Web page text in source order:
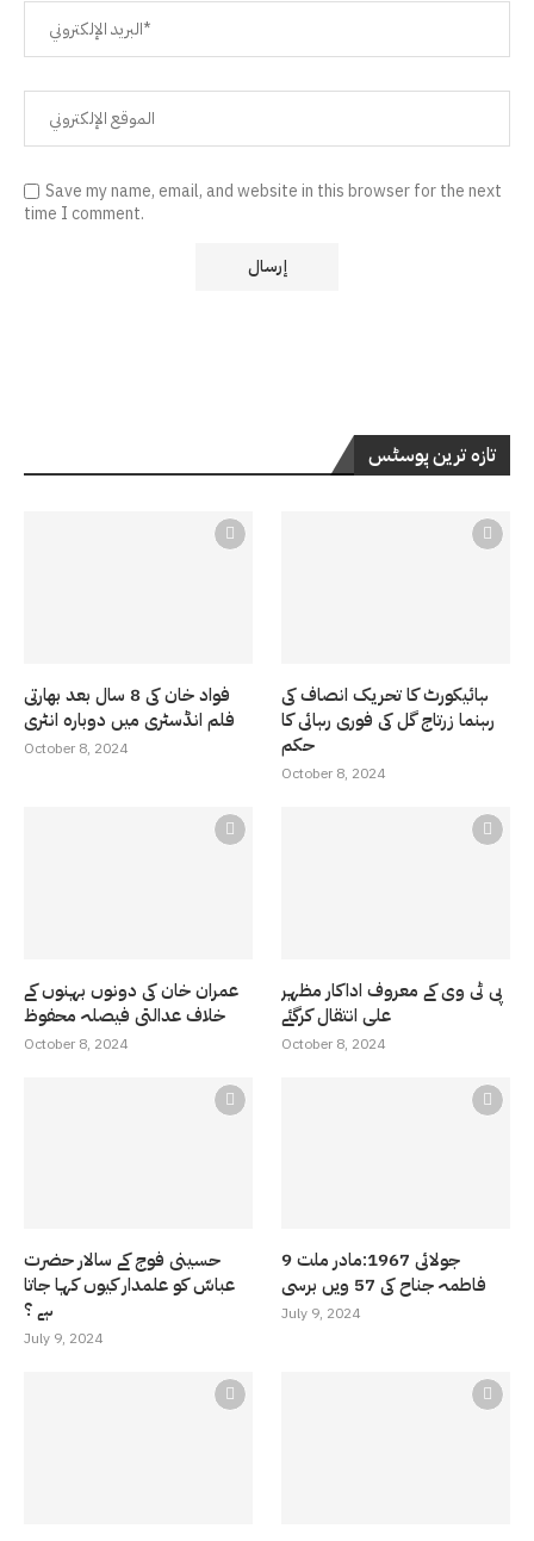
Save my name, email, and website in this browser for the next
time I comment.
تازہ ترین پوسٹس
فواد خان کی 8 سال بعد بھارتی
فلم انڈسٹری میں دوبارہ انٹری
October 8, 2024
ہائیکورٹ کا تحریک انصاف کی
رہنما زرتاج گل کی فوری رہائی کا
حکم
October 8, 2024
عمران خان کی دونوں بہنوں کے
خلاف عدالتی فیصلہ محفوظ
October 8, 2024
پی ٹی وی کے معروف اداکار مظہر
علی انتقال کرگئے
October 8, 2024
حسینی فوج کے سالار حضرت
عباسّ کو علمدار کیوں کہا جاتا
ہے ؟
July 9, 2024
9 جولائی 1967:مادر ملت
فاطمہ جناح کی 57 ویں برسی
July 9, 2024